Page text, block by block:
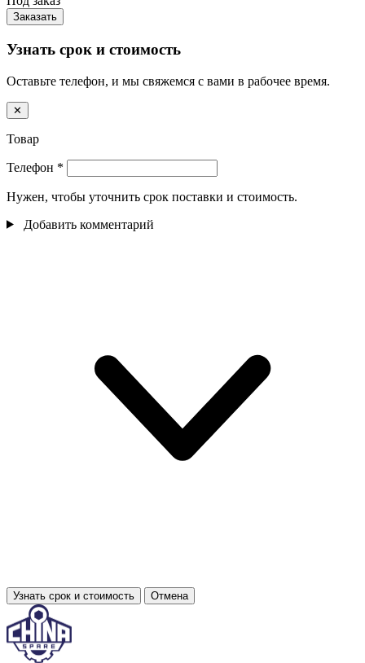
Заказать
Узнать срок и стоимость
Оставьте телефон, и мы свяжемся с вами в рабочее время.
✕
Товар
Телефон *
Нужен, чтобы уточнить срок поставки и стоимость.
Добавить комментарий
Узнать срок и стоимость Отмена